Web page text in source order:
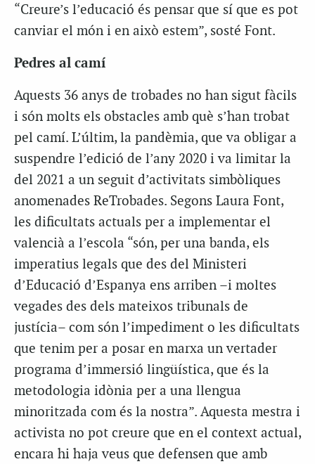
“Creure’s l’educació és pensar que sí que es pot
canviar el món i en això estem”, sosté Font.
Pedres al camí
Aquests 36 anys de trobades no han sigut fàcils
i són molts els obstacles amb què s’han trobat
pel camí. L’últim, la pandèmia, que va obligar a
suspendre l’edició de l’any 2020 i va limitar la
del 2021 a un seguit d’activitats simbòliques
anomenades ReTrobades. Segons Laura Font,
les dificultats actuals per a implementar el
valencià a l’escola “són, per una banda, els
imperatius legals que des del Ministeri
d’Educació d’Espanya ens arriben –i moltes
vegades des dels mateixos tribunals de
justícia– com són l’impediment o les dificultats
que tenim per a posar en marxa un vertader
programa d’immersió lingüística, que és la
metodologia idònia per a una llengua
minoritzada com és la nostra”. Aquesta mestra i
activista no pot creure que en el context actual,
encara hi haja veus que defensen que amb